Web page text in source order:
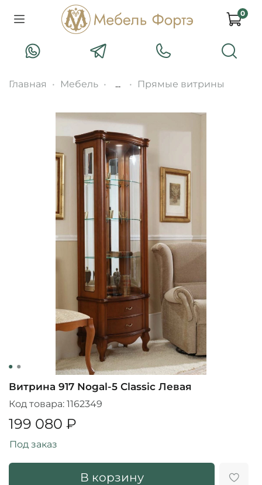
0
Главная Мебель ... Прямые витрины
Витрина 917 Nogal-5 Classic Левая
Код товара: 1162349
199 080 ₽
В корзину
Под заказ